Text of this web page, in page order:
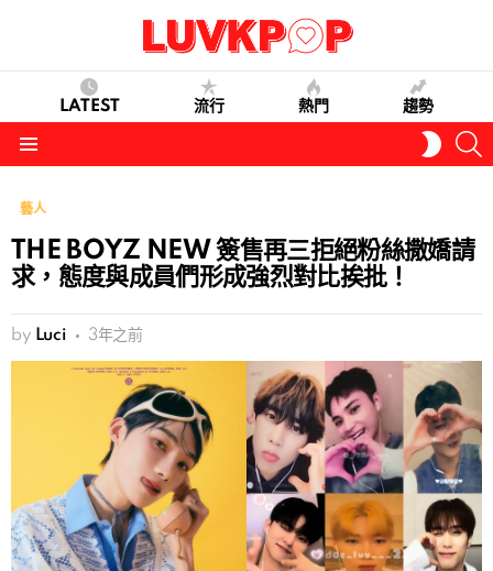
LATEST 流行 熱門 趨勢
SKIN
藝人
THE BOYZ NEW 簽售再三拒絕粉絲撒嬌請
求，態度與成員們形成強烈對比挨批！
by Luci 3年之前